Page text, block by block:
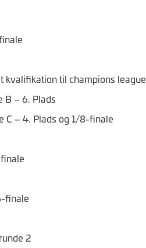
kvalifikation til champions league
B – 6. Plads
C – 4. Plads og 1/8-finale
finale
2